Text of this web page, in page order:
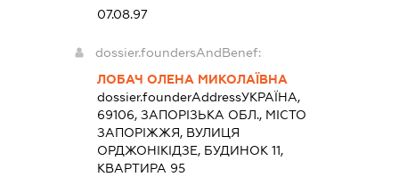
07.08.97
dossier.foundersAndBenef:
ЛОБАЧ ОЛЕНА МИКОЛАЇВНА
dossier.founderAddressУКРАЇНА,
69106, ЗАПОРІЗЬКА ОБЛ., МІСТО
ЗАПОРІЖЖЯ, ВУЛИЦЯ
ОРДЖОНІКІДЗЕ, БУДИНОК 11,
КВАРТИРА 95